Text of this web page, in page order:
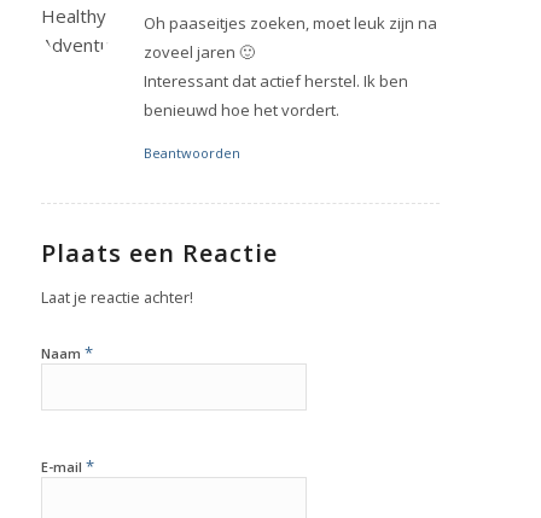
Oh paaseitjes zoeken, moet leuk zijn na
zoveel jaren 🙂
Interessant dat actief herstel. Ik ben
benieuwd hoe het vordert.
Beantwoorden
Plaats een Reactie
Laat je reactie achter!
Naam *
E-mail *